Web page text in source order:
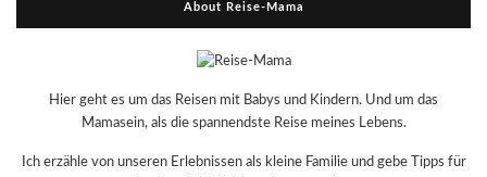
About Reise-Mama
Hier geht es um das Reisen mit Babys und Kindern. Und um das
Mamasein, als die spannendste Reise meines Lebens.
Ich erzähle von unseren Erlebnissen als kleine Familie und gebe Tipps für